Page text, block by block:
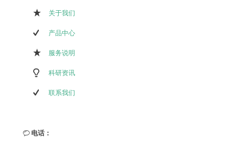
关于我们
产品中心
服务说明
科研资讯
联系我们
电话：